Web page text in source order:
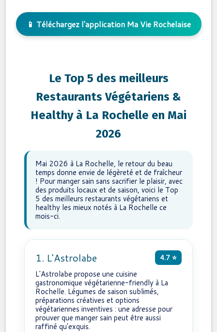
📱 Téléchargez l'application Ma Vie Rochelaise
Le Top 5 des meilleurs
Restaurants Végétariens &
Healthy à La Rochelle en Mai
2026
Mai 2026 à La Rochelle, le retour du beau
temps donne envie de légèreté et de fraîcheur
! Pour manger sain sans sacrifier le plaisir, avec
des produits locaux et de saison, voici le Top
5 des meilleurs restaurants végétariens et
healthy les mieux notés à La Rochelle ce
mois-ci.
1. L'Astrolabe 4.7 ⭐
L'Astrolabe propose une cuisine
gastronomique végétarienne-friendly à La
Rochelle. Légumes de saison sublimés,
préparations créatives et options
végétariennes inventives : une adresse pour
prouver que manger sain peut être aussi
raffiné qu'exquis.